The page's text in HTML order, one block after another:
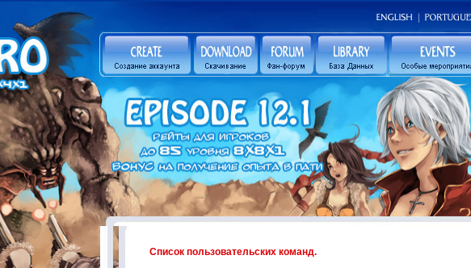
Список пользовательских команд.